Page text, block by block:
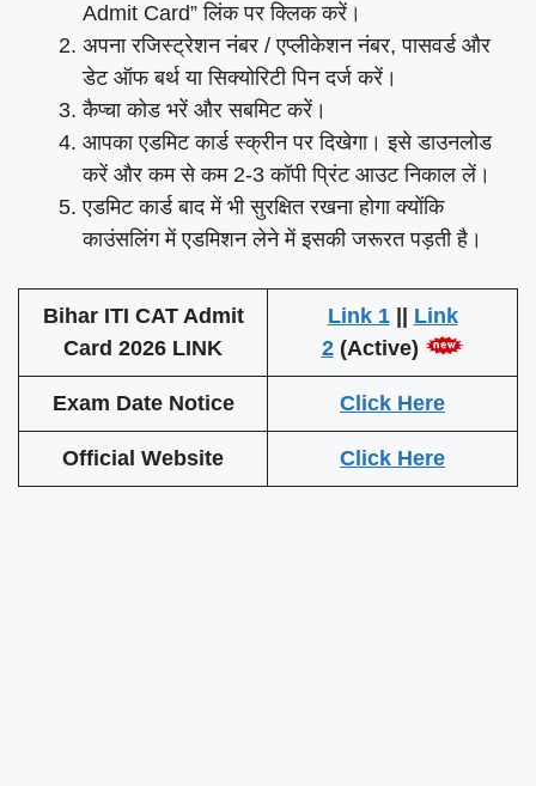
Admit Card” लिंक पर क्लिक करें।
अपना रजिस्ट्रेशन नंबर / एप्लीकेशन नंबर, पासवर्ड और
डेट ऑफ बर्थ या सिक्योरिटी पिन दर्ज करें।
कैप्चा कोड भरें और सबमिट करें।
आपका एडमिट कार्ड स्क्रीन पर दिखेगा। इसे डाउनलोड
करें और कम से कम 2-3 कॉपी प्रिंट आउट निकाल लें।
एडमिट कार्ड बाद में भी सुरक्षित रखना होगा क्योंकि
काउंसलिंग में एडमिशन लेने में इसकी जरूरत पड़ती है।
Bihar ITI CAT Admit
Card 2026 LINK
Link 1|| Link
2(Active)
Exam Date Notice Click Here
Official Website Click Here